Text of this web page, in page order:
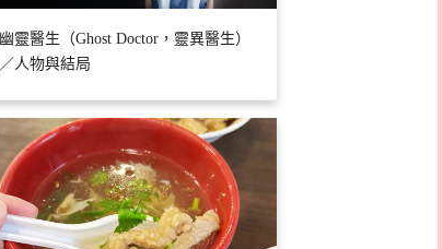
幽靈醫生（Ghost Doctor，靈異醫生）
／人物與結局